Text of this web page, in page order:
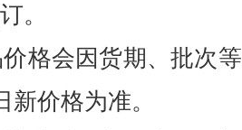
。
格会因货期、批次
价格为准。